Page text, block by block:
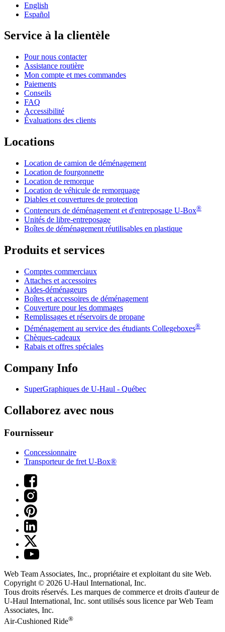
English
Español
Service à la clientèle
Pour nous contacter
Assistance routière
Mon compte et mes commandes
Paiements
Conseils
FAQ
Accessibilité
Évaluations des clients
Locations
Location de camion de déménagement
Location de fourgonnette
Location de remorque
Location de véhicule de remorquage
Diables et couvertures de protection
Conteneurs de déménagement et d'entreposage U-Box®
Unités de libre-entreposage
Boîtes de déménagement réutilisables en plastique
Produits et services
Comptes commerciaux
Attaches et accessoires
Aides-déménageurs
Boîtes et accessoires de déménagement
Couverture pour les dommages
Remplissages et réservoirs de propane
Déménagement au service des étudiants Collegeboxes®
Chèques-cadeaux
Rabais et offres spéciales
Company Info
SuperGraphiques de U-Haul - Québec
Collaborez avec nous
Fournisseur
Concessionnaire
Transporteur de fret U-Box®
Web Team Associates, Inc., propriétaire et exploitant du site Web.
Copyright © 2026 U-Haul International, Inc.
Tous droits réservés. Les marques de commerce et droits d'auteur de
U-Haul International, Inc. sont utilisés sous licence par Web Team
Associates, Inc.
Air-Cushioned Ride®